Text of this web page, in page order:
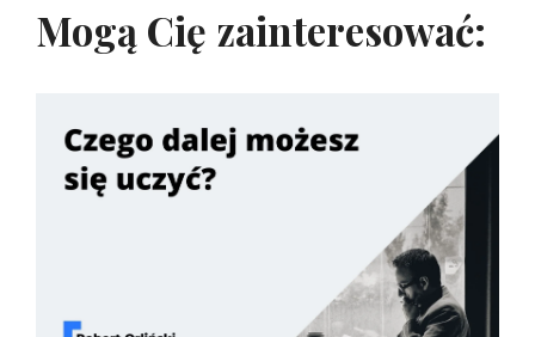
Mogą Cię zainteresować: